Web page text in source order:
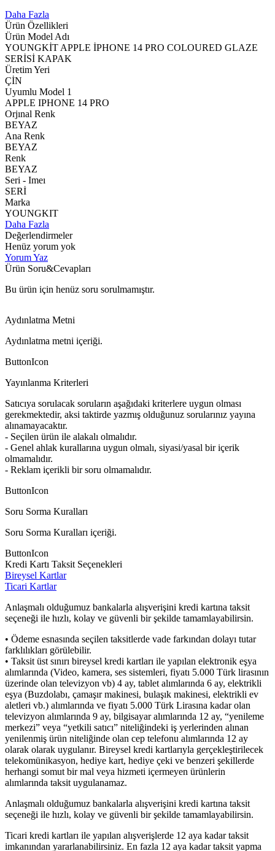
Daha Fazla
Ürün Özellikleri
Ürün Model Adı
YOUNGKİT APPLE İPHONE 14 PRO COLOURED GLAZE
SERİSİ KAPAK
Üretim Yeri
ÇİN
Uyumlu Model 1
APPLE IPHONE 14 PRO
Orjınal Renk
BEYAZ
Ana Renk
BEYAZ
Renk
BEYAZ
Seri - Imeı
SERİ
Marka
YOUNGKIT
Daha Fazla
Değerlendirmeler
Henüz yorum yok
Yorum Yaz
Ürün Soru&Cevapları
Bu ürün için henüz soru sorulmamıştır.
Aydınlatma Metni
Aydınlatma metni içeriği.
ButtonIcon
Yayınlanma Kriterleri
Satıcıya sorulacak soruların aşağıdaki kriterlere uygun olması
gerekmektedir, aksi taktirde yazmış olduğunuz sorularınız yayına
alınamayacaktır.
- Seçilen ürün ile alakalı olmalıdır.
- Genel ahlak kurallarına uygun olmalı, siyasi/yasal bir içerik
olmamalıdır.
- Reklam içerikli bir soru olmamalıdır.
ButtonIcon
Soru Sorma Kuralları
Soru Sorma Kuralları içeriği.
ButtonIcon
Kredi Kartı Taksit Seçenekleri
Bireysel Kartlar
Ticari Kartlar
Anlaşmalı olduğumuz bankalarla alışverişini kredi kartına taksit
seçeneği ile hızlı, kolay ve güvenli bir şekilde tamamlayabilirsin.
• Ödeme esnasında seçilen taksitlerde vade farkından dolayı tutar
farklılıkları görülebilir.
• Taksit üst sınırı bireysel kredi kartları ile yapılan elektronik eşya
alımlarında (Video, kamera, ses sistemleri, fiyatı 5.000 Türk lirasının
üzerinde olan televizyon vb) 4 ay, tablet alımlarında 6 ay, elektrikli
eşya (Buzdolabı, çamaşır makinesi, bulaşık makinesi, elektrikli ev
aletleri vb.) alımlarında ve fiyatı 5.000 Türk Lirasına kadar olan
televizyon alımlarında 9 ay, bilgisayar alımlarında 12 ay, “yenileme
merkezi” veya “yetkili satıcı” niteliğindeki iş yerlerinden alınan
yenilenmiş ürün niteliğinde olan cep telefonu alımlarında 12 ay
olarak olarak uygulanır. Bireysel kredi kartlarıyla gerçekleştirilecek
telekomünikasyon, hediye kart, hediye çeki ve benzeri şekillerde
herhangi somut bir mal veya hizmeti içermeyen ürünlerin
alımlarında taksit uygulanamaz.
Anlaşmalı olduğumuz bankalarla alışverişini kredi kartına taksit
seçeneği ile hızlı, kolay ve güvenli bir şekilde tamamlayabilirsin.
Ticari kredi kartları ile yapılan alışverişlerde 12 aya kadar taksit
imkanından yararlanabilirsiniz. En fazla 12 aya kadar taksit yapma